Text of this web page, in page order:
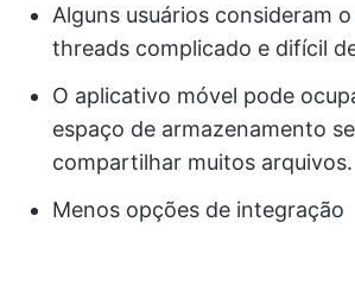
Alguns usuários consideram
threads complicado e difícil
O aplicativo móvel pode
espaço de armazenamento
compartilhar muitos arquivos.
Menos opções de integração